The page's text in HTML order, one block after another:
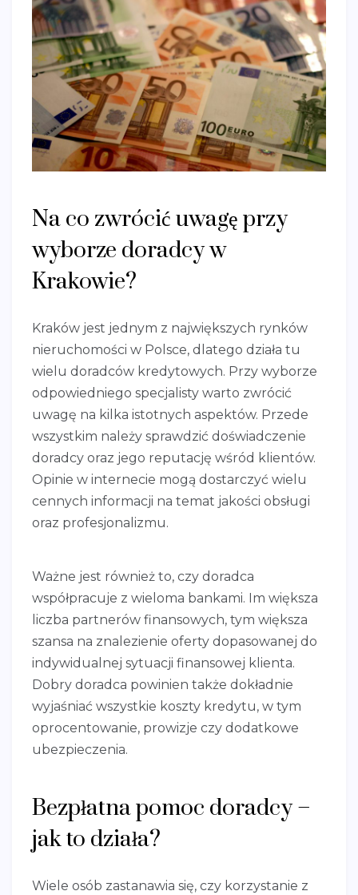
Na co zwrócić uwagę przy
wyborze doradcy w
Krakowie?
Kraków jest jednym z największych rynków
nieruchomości w Polsce, dlatego działa tu
wielu doradców kredytowych. Przy wyborze
odpowiedniego specjalisty warto zwrócić
uwagę na kilka istotnych aspektów. Przede
wszystkim należy sprawdzić doświadczenie
doradcy oraz jego reputację wśród klientów.
Opinie w internecie mogą dostarczyć wielu
cennych informacji na temat jakości obsługi
oraz profesjonalizmu.
Ważne jest również to, czy doradca
współpracuje z wieloma bankami. Im większa
liczba partnerów finansowych, tym większa
szansa na znalezienie oferty dopasowanej do
indywidualnej sytuacji finansowej klienta.
Dobry doradca powinien także dokładnie
wyjaśniać wszystkie koszty kredytu, w tym
oprocentowanie, prowizje czy dodatkowe
ubezpieczenia.
Bezpłatna pomoc doradcy –
jak to działa?
Wiele osób zastanawia się, czy korzystanie z